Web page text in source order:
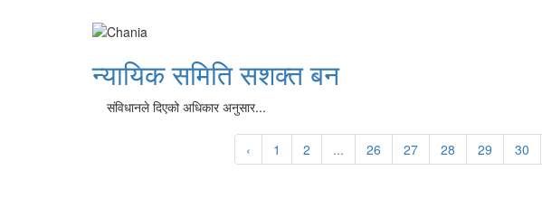
न्यायिक समिति सशक्त बन
संविधानले दिएको अधिकार अनुसार...
‹ 1 2 ... 26 27 28 29 30